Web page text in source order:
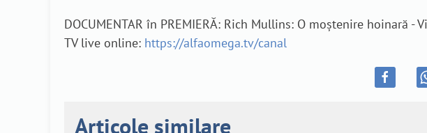
DOCUMENTAR în PREMIERĂ: Rich Mullins: O moștenire hoinară
TV live online: https://alfaomega.tv/canal
Articole similare